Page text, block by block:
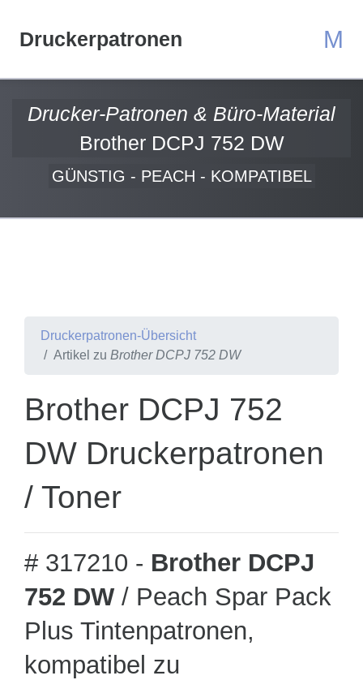
Druckerpatronen M
Drucker-Patronen & Büro-Material
Brother DCPJ 752 DW
GÜNSTIG - PEACH - KOMPATIBEL
Druckerpatronen-Übersicht
Artikel zu Brother DCPJ 752 DW
Brother DCPJ 752
DW Druckerpatronen
/ Toner
# 317210 - Brother DCPJ
752 DW / Peach Spar Pack
Plus Tintenpatronen,
kompatibel zu